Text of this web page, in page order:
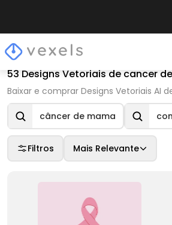
53 Designs Vetoriais de cancer
Baixar e comprar Designs Vetoriais AI
câncer de mama
Filtros Mais Relevante